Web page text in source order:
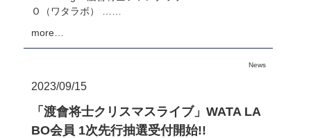
Ｏ（ワタラボ） ……
more…
News
2023/09/15
「渡會将士クリスマスライブ」WATA LA
BO会員 1次先行抽選受付開始!!